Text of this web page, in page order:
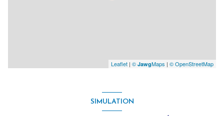
Leaflet | © JawgMaps | © OpenStreetMap
SIMULATION